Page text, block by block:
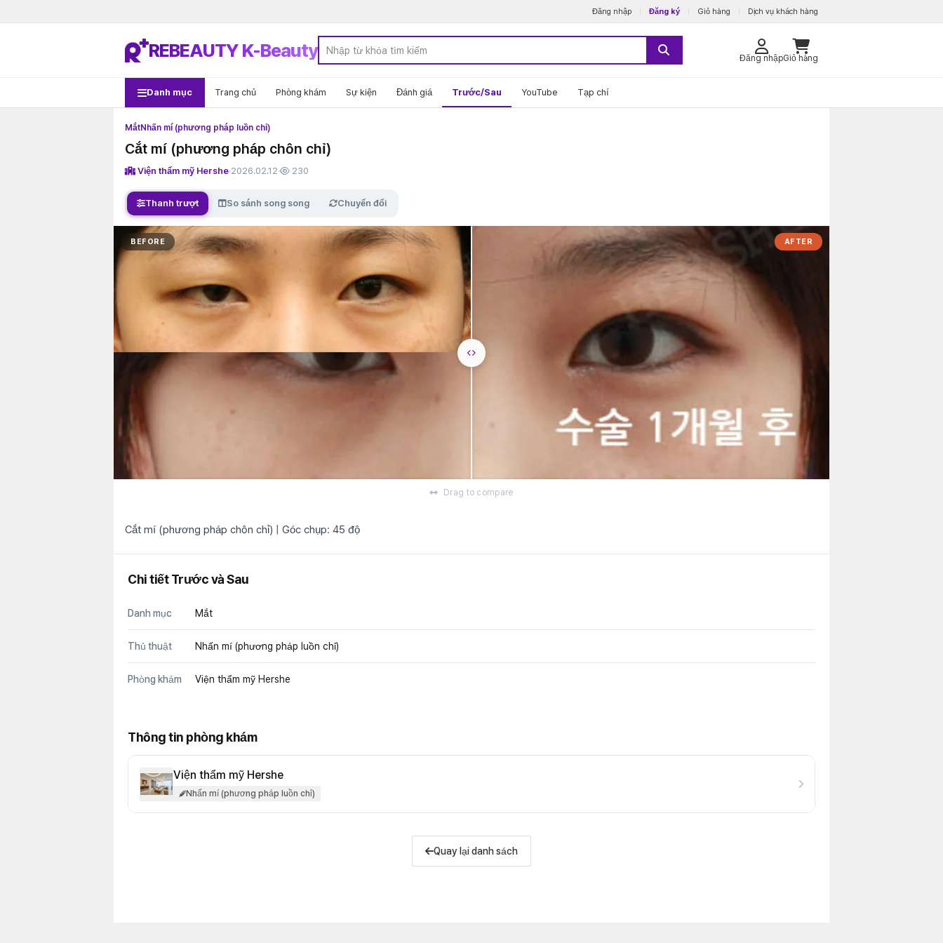
Đăng nhập Đăng ký Giỏ hàng Dịch vụ khách hàng
REBEAUTY K-Beauty Đăng nhậpGiỏ hàng
Danh mục Trang chủ Phòng khám Sự kiện Đánh giá Trước/Sau YouTube Tạp chí
MắtNhấn mí (phương pháp luồn chỉ)
Cắt mí (phương pháp chôn chỉ)
Viện thẩm mỹ Hershe·2026.02.12· 230
Thanh trượt So sánh song song Chuyển đổi
AFTER
BEFORE
Drag to compare
Cắt mí (phương pháp chôn chỉ) | Góc chụp: 45 độ
Chi tiết Trước và Sau
Danh mục Mắt
Thủ thuật Nhấn mí (phương pháp luồn chỉ)
Phòng khám Viện thẩm mỹ Hershe
Thông tin phòng khám
Viện thẩm mỹ Hershe
Nhấn mí (phương pháp luồn chỉ)
Quay lại danh sách